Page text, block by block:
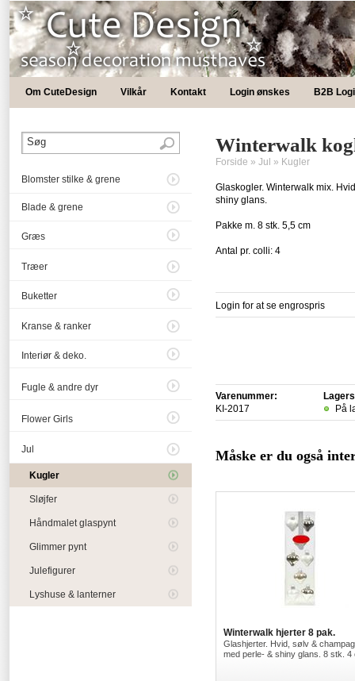
Om CuteDesign Vilkår Kontakt Login ønskes B2B
Blomster stilke & grene
Blade & grene
Græs
Træer
Buketter
Kranse & ranker
Interiør & deko.
Fugle & andre dyr
Flower Girls
Jul
Kugler
Sløjfer
Håndmalet glaspynt
Glimmer pynt
Julefigurer
Lyshuse & lanterner
Winterwalk
Forside » Jul » Kugler
Glaskogler. Winterwalk mix.
shiny glans.
Pakke m. 8 stk. 5,5 cm
Antal pr. colli: 4
Login for at se engrospris
Varenummer:
KI-2017
På
Måske er du også
Winterwalk hjerter 8 pak.
Glashjerter. Hvid, sølv &
med perle- & shiny glans. 8 stk. 4